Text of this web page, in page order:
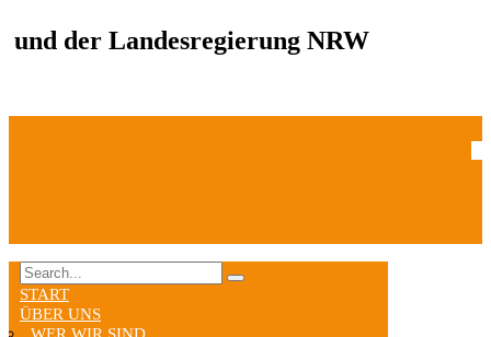
und der Landesregierung NRW
START
ÜBER UNS